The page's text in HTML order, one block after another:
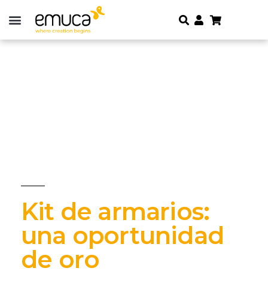
Kit de armarios:
una oportunidad
de oro